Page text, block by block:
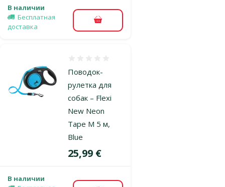
В наличии
Бесплатная
доставка
В корзину
Поводок-
рулетка для
собак – Flexi
New Neon
Tape M 5 м,
Blue
Цена
25,99 €
В наличии